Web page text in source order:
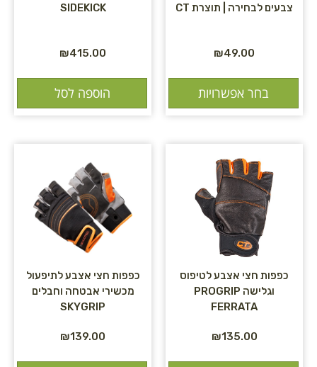
צבעים לבחירה | תוצרת CT
₪49.00
בחר אפשרויות
SIDEKICK
₪415.00
הוספה לסל
כפפות חצי אצבע לטיפוס
וגלישה PROGRIP
FERRATA
₪135.00
כפפות חצי אצבע לתיפעול
מכשירי אבטחה וחבלים
SKYGRIP
₪139.00